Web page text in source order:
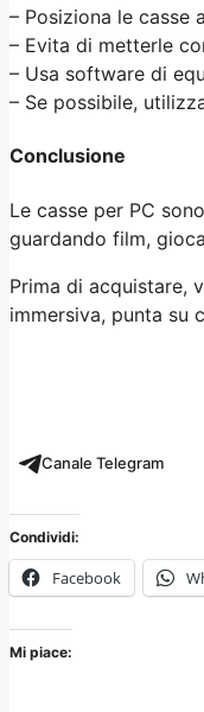
– Posiziona le casse
– Evita di metterle
– Usa software di
– Se possibile,
Conclusione
Le casse per PC
guardando film,
Prima di acquistare,
immersiva, punta su
Canale Telegram
Condividi:
Facebook
Mi piace: